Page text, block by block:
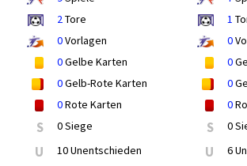
2 Tore
0Vorlagen
0Gelbe Karten
0Gelb-Rote Karten
0Rote Karten
S 0 Siege
U 10 Unentschieden
1
0
0
0
0
S 0
U 6